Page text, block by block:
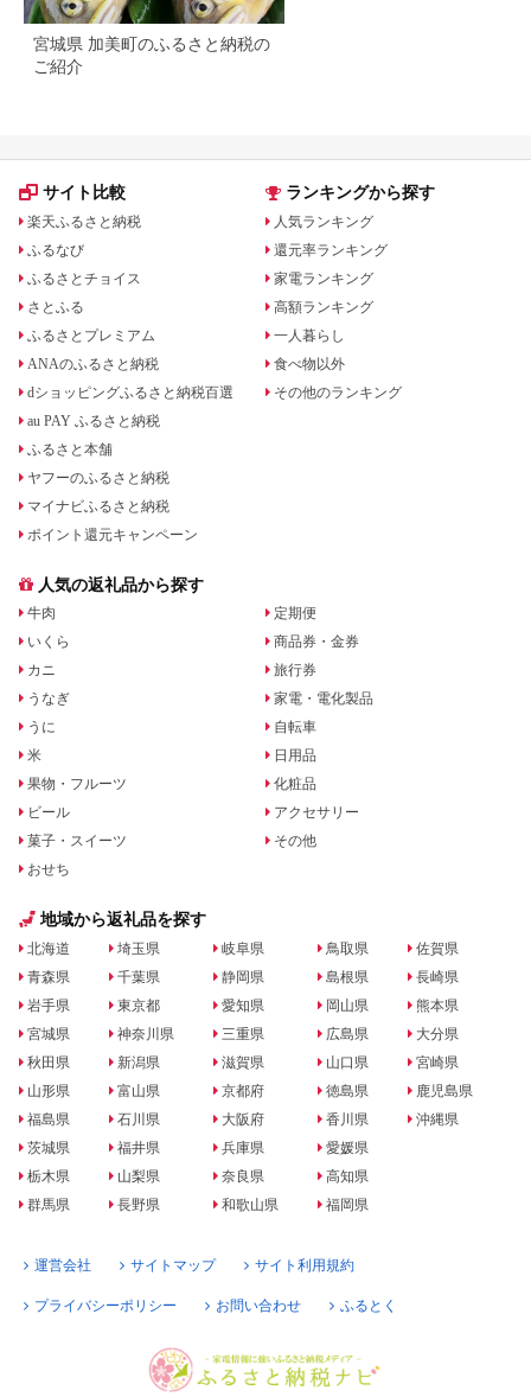
宮城県 加美町のふるさと納税の
ご紹介
サイト比較
楽天ふるさと納税
ふるなび
ふるさとチョイス
さとふる
ふるさとプレミアム
ANAのふるさと納税
dショッピングふるさと納税百選
au PAY ふるさと納税
ふるさと本舗
ヤフーのふるさと納税
マイナビふるさと納税
ポイント還元キャンペーン
ランキングから探す
人気ランキング
還元率ランキング
家電ランキング
高額ランキング
一人暮らし
食べ物以外
その他のランキング
人気の返礼品から探す
牛肉
いくら
カニ
うなぎ
うに
米
果物・フルーツ
ビール
菓子・スイーツ
おせち
定期便
商品券・金券
旅行券
家電・電化製品
自転車
日用品
化粧品
アクセサリー
その他
地域から返礼品を探す
北海道
青森県
岩手県
宮城県
秋田県
山形県
福島県
茨城県
栃木県
群馬県
埼玉県
千葉県
東京都
神奈川県
新潟県
富山県
石川県
福井県
山梨県
長野県
岐阜県
静岡県
愛知県
三重県
滋賀県
京都府
大阪府
兵庫県
奈良県
和歌山県
鳥取県
島根県
岡山県
広島県
山口県
徳島県
香川県
愛媛県
高知県
福岡県
佐賀県
長崎県
熊本県
大分県
宮崎県
鹿児島県
沖縄県
運営会社 サイトマップ サイト利用規約
プライバシーポリシー お問い合わせ ふるとく